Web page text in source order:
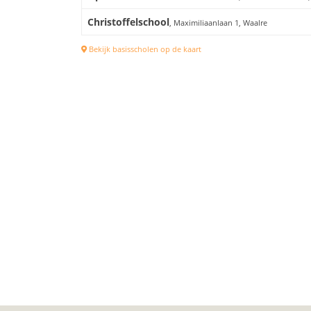
Christoffelschool, Maximiliaanlaan 1, Waalre
Bekijk basisscholen op de kaart